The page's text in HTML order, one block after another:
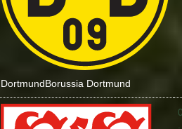
DortmundBorussia Dortmund